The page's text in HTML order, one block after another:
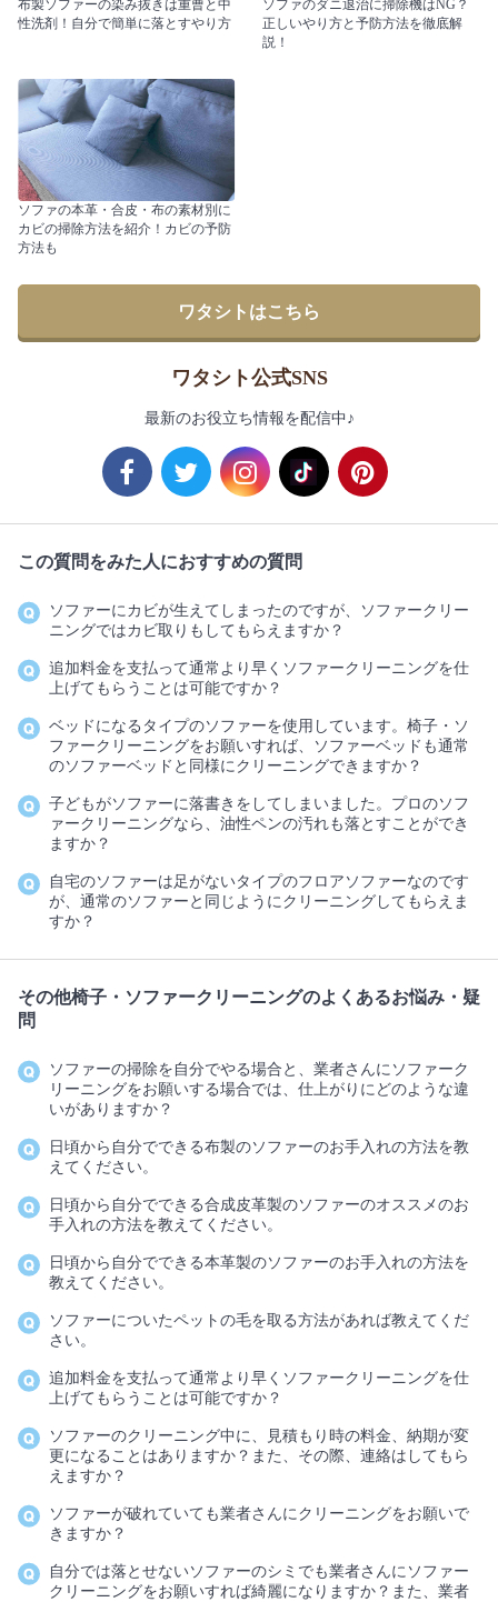
布製ソファーの染み抜きは重曹と中
性洗剤！自分で簡単に落とすやり方
ソファのダニ退治に掃除機はNG？
正しいやり方と予防方法を徹底解
説！
ソファの本革・合皮・布の素材別に
カビの掃除方法を紹介！カビの予防
方法も
ワタシトはこちら
ワタシト公式SNS
最新のお役立ち情報を配信中♪
この質問をみた人におすすめの質問
ソファーにカビが生えてしまったのですが、ソファークリー
ニングではカビ取りもしてもらえますか？
追加料金を支払って通常より早くソファークリーニングを仕
上げてもらうことは可能ですか？
ベッドになるタイプのソファーを使用しています。椅子・ソ
ファークリーニングをお願いすれば、ソファーベッドも通常
のソファーベッドと同様にクリーニングできますか？
子どもがソファーに落書きをしてしまいました。プロのソフ
ァークリーニングなら、油性ペンの汚れも落とすことができ
ますか？
自宅のソファーは足がないタイプのフロアソファーなのです
が、通常のソファーと同じようにクリーニングしてもらえま
すか？
その他椅子・ソファークリーニングのよくあるお悩み・疑
問
ソファーの掃除を自分でやる場合と、業者さんにソファーク
リーニングをお願いする場合では、仕上がりにどのような違
いがありますか？
日頃から自分でできる布製のソファーのお手入れの方法を教
えてください。
日頃から自分でできる合成皮革製のソファーのオススメのお
手入れの方法を教えてください。
日頃から自分でできる本革製のソファーのお手入れの方法を
教えてください。
ソファーについたペットの毛を取る方法があれば教えてくだ
さい。
追加料金を支払って通常より早くソファークリーニングを仕
上げてもらうことは可能ですか？
ソファーのクリーニング中に、見積もり時の料金、納期が変
更になることはありますか？また、その際、連絡はしてもら
えますか？
ソファーが破れていても業者さんにクリーニングをお願いで
きますか？
自分では落とせないソファーのシミでも業者さんにソファー
クリーニングをお願いすれば綺麗になりますか？また、業者